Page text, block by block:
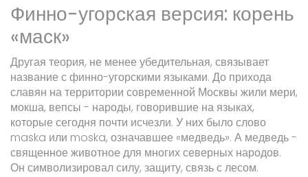
Финно-угорская версия: корень
«маск»
Другая теория, не менее убедительная, связывает
название с финно-угорскими языками. До прихода
славян на территории современной Москвы жили мери,
мокша, вепсы - народы, говорившие на языках,
которые сегодня почти исчезли. У них было слово
maska или moska, означавшее «медведь». А медведь -
священное животное для многих северных народов.
Он символизировал силу, защиту, связь с лесом.